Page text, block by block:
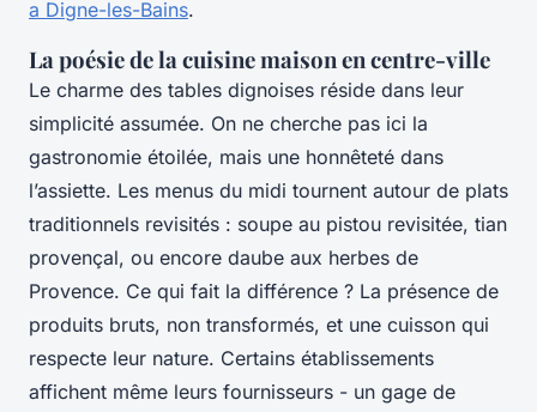
a Digne-les-Bains.
La poésie de la cuisine maison en centre-ville
Le charme des tables dignoises réside dans leur
simplicité assumée. On ne cherche pas ici la
gastronomie étoilée, mais une honnêteté dans
l’assiette. Les menus du midi tournent autour de plats
traditionnels revisités : soupe au pistou revisitée, tian
provençal, ou encore daube aux herbes de
Provence. Ce qui fait la différence ? La présence de
produits bruts, non transformés, et une cuisson qui
respecte leur nature. Certains établissements
affichent même leurs fournisseurs - un gage de